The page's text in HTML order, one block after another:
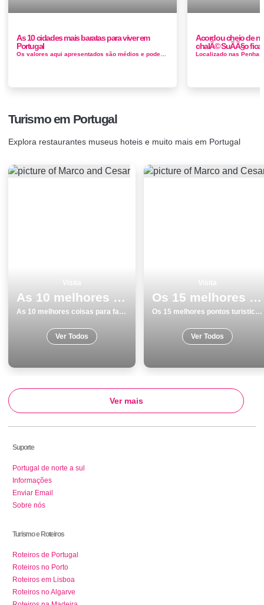
As 10 cidades mais baratas para viver em
Portugal
Os valores aqui apresentados são médios e podem não refletir com exatidão as suas necessidades reais, já que cada...
Acordou cheio de
chalÃ© SuÃ­Ã§o fica
Turismo em Portugal
Explora restaurantes museus hoteis e muito mais em Portugal
As 10 melhores coisas para fazer e visitar em Aveiro
As 10 melhores coisas para fazer e visitar em Aveiro
Ver Todos
Os 15 melhores pontos turisticos para visitar em Leiria
Os 15 melhores pontos turisticos para visitar em Leiria
Ver Todos
Ver mais
Suporte
Portugal de norte a sul
Informações
Enviar Email
Sobre nós
Turismo e Roteiros
Roteiros de Portugal
Roteiros no Porto
Roteiros em Lisboa
Roteiros no Algarve